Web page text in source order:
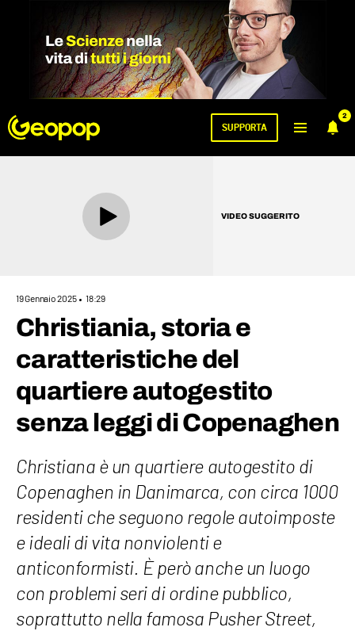
2
SUPPORTA
VIDEO SUGGERITO
19 Gennaio 2025 18:29
Christiania, storia e
caratteristiche del
quartiere autogestito
senza leggi di Copenaghen
Christiana è un quartiere autogestito di
Copenaghen in Danimarca, con circa 1000
residenti che seguono regole autoimposte
e ideali di vita nonviolenti e
anticonformisti. È però anche un luogo
con problemi seri di ordine pubblico,
soprattutto nella famosa Pusher Street,